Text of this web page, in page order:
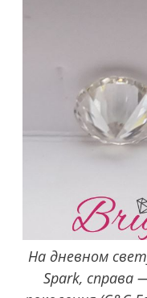
На дневном
Spark, справа